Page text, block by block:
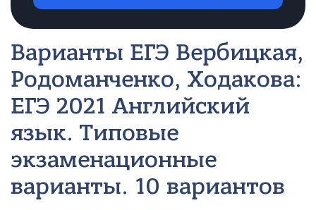
Варианты ЕГЭ Вербицкая,
Родоманченко, Ходакова:
ЕГЭ 2021 Английский
язык. Типовые
экзаменационные
варианты. 10 вариантов